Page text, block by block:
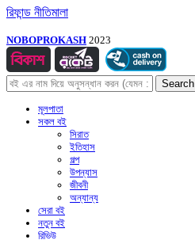
রিফান্ড নীতিমালা
NOBOPROKASH 2023
Search
মূলপাতা
সকল বই
সিরাত
ইতিহাস
গল্প
উপন্যাস
জীবনী
অন্যান্য
সেরা বই
নতুন বই
রিভিউ